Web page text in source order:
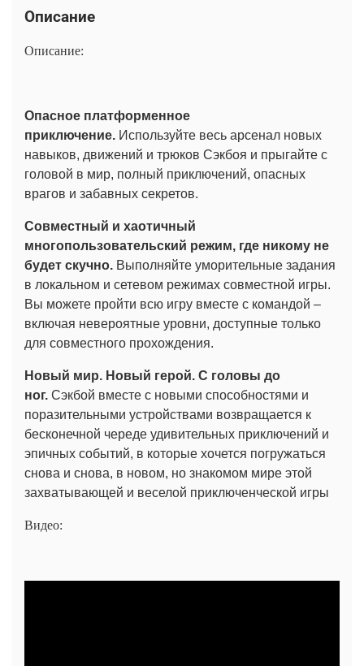
Описание
Описание:
Опасное платформенное
приключение. Используйте весь арсенал новых
навыков, движений и трюков Сэкбоя и прыгайте с
головой в мир, полный приключений, опасных
врагов и забавных секретов.
Совместный и хаотичный
многопользовательский режим, где никому не
будет скучно. Выполняйте уморительные задания
в локальном и сетевом режимах совместной игры.
Вы можете пройти всю игру вместе с командой –
включая невероятные уровни, доступные только
для совместного прохождения.
Новый мир. Новый герой. С головы до
ног. Сэкбой вместе с новыми способностями и
поразительными устройствами возвращается к
бесконечной череде удивительных приключений и
эпичных событий, в которые хочется погружаться
снова и снова, в новом, но знакомом мире этой
захватывающей и веселой приключенческой игры
Видео: